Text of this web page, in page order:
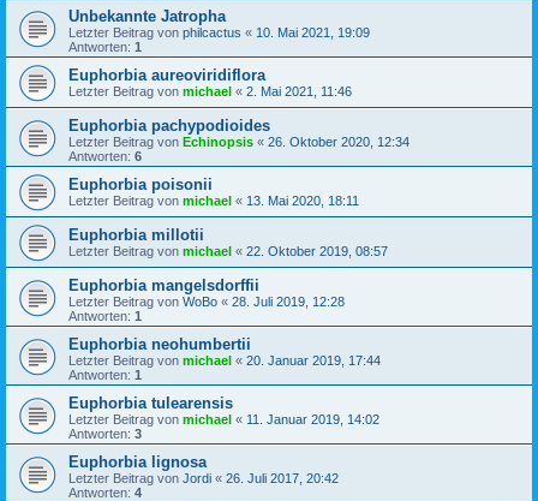
Unbekannte Jatropha
Letzter Beitrag von philcactus « 10. Mai 2021, 19:09
Antworten: 1
Euphorbia aureoviridiflora
Letzter Beitrag von michael « 2. Mai 2021, 11:46
Euphorbia pachypodioides
Letzter Beitrag von Echinopsis « 26. Oktober 2020, 12:34
Antworten: 6
Euphorbia poisonii
Letzter Beitrag von michael « 13. Mai 2020, 18:11
Euphorbia millotii
Letzter Beitrag von michael « 22. Oktober 2019, 08:57
Euphorbia mangelsdorffii
Letzter Beitrag von WoBo « 28. Juli 2019, 12:28
Antworten: 1
Euphorbia neohumbertii
Letzter Beitrag von michael « 20. Januar 2019, 17:44
Antworten: 1
Euphorbia tulearensis
Letzter Beitrag von michael « 11. Januar 2019, 14:02
Antworten: 3
Euphorbia lignosa
Letzter Beitrag von Jordi « 26. Juli 2017, 20:42
Antworten: 4